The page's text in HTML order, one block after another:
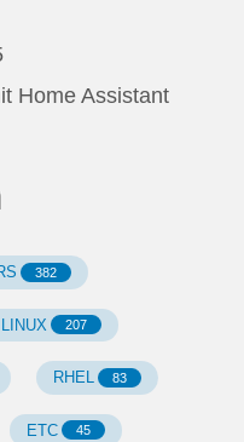
Home Assistant
382
LINUX 207
RHEL 83
ETC 45